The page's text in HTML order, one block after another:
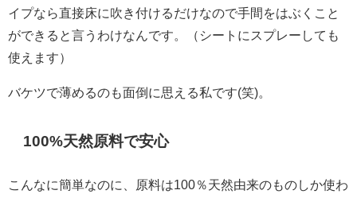
イプなら直接床に吹き付けるだけなので手間をはぶくこと
ができると言うわけなんです。（シートにスプレーしても
使えます）
バケツで薄めるのも面倒に思える私です(笑)。
100%天然原料で安心
こんなに簡単なのに、原料は100％天然由来のものしか使わ